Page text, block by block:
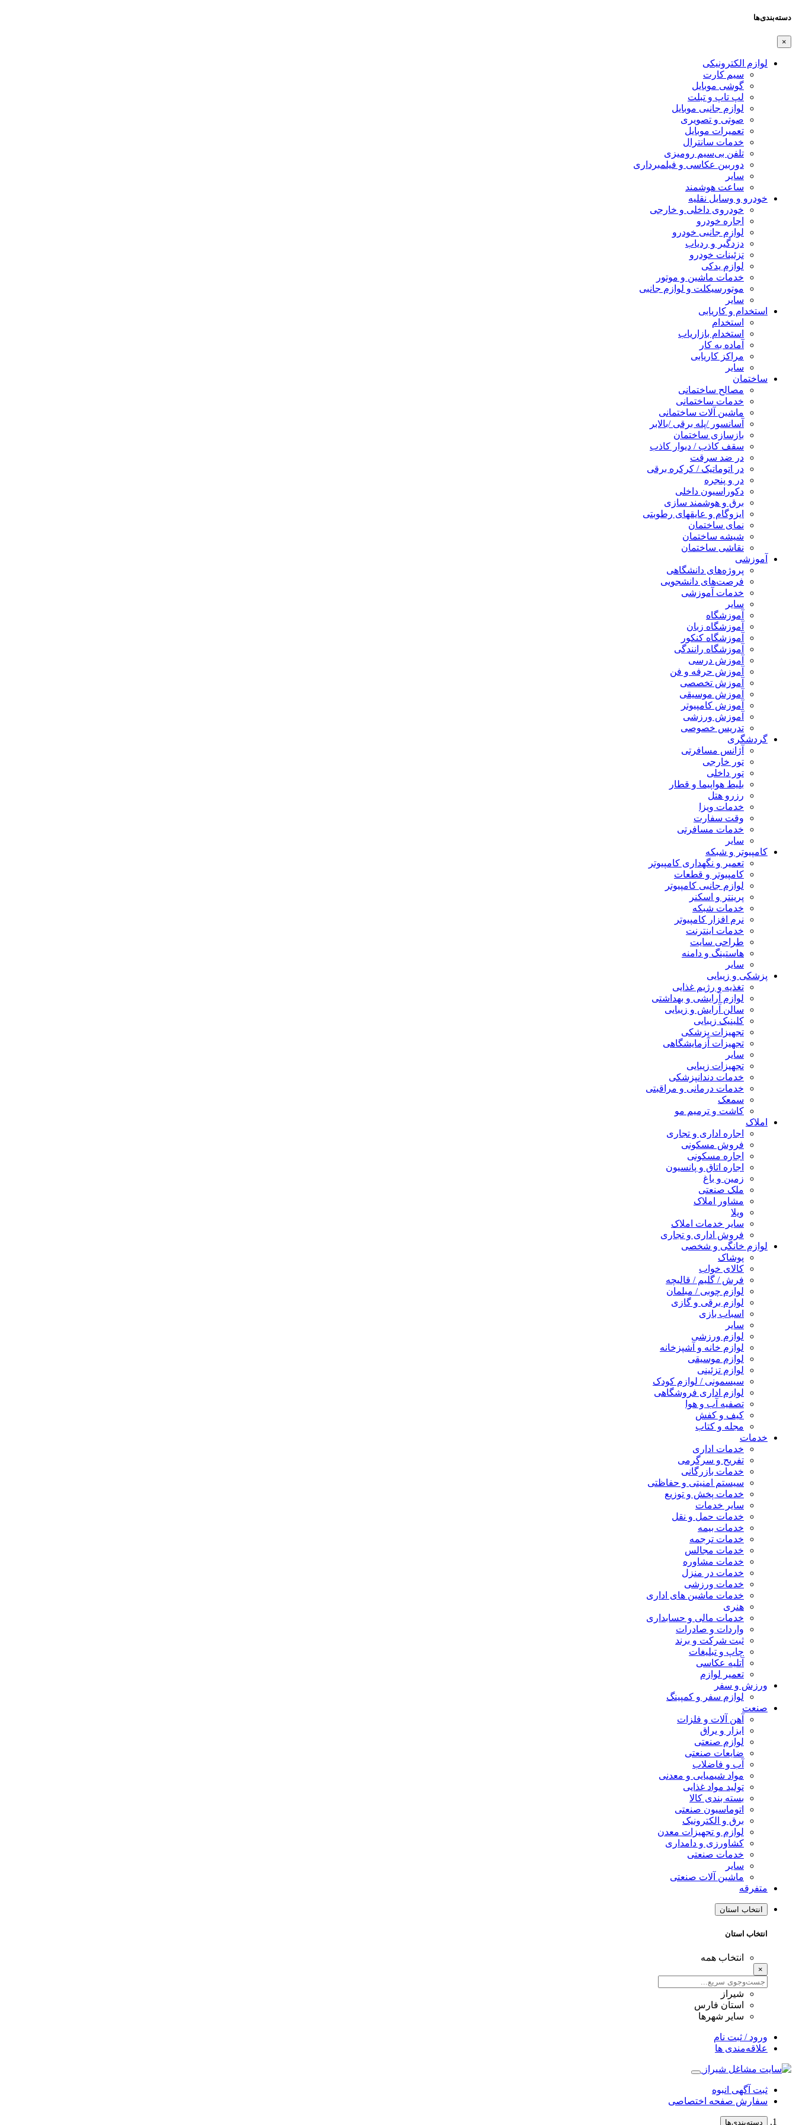
دسته‌بندی‌ها
×
لوازم الکترونیکی
سیم کارت
گوشی موبایل
لپ تاپ و تبلت
لوازم جانبی موبایل
صوتی و تصویری
تعمیرات موبایل
خدمات سانترال
تلفن بی‌سیم رومیزی
دوربین عکاسی و فیلمبرداری
سایر
ساعت هوشمند
خودرو و وسایل نقلیه
خودروی داخلی و خارجی
اجاره خودرو
لوازم جانبی خودرو
دزدگیر و ردیاب
تزئینات خودرو
لوازم یدکی
خدمات ماشین و موتور
موتورسیکلت و لوازم جانبی
سایر
استخدام و کاریابی
استخدام
استخدام بازاریاب
آماده به کار
مراکز کاریابی
سایر
ساختمان
مصالح ساختمانی
خدمات ساختمانی
ماشین آلات ساختمانی
آسانسور /پله برقی /بالابر
بازسازی ساختمان
سقف کاذب / دیوار کاذب
در ضد سرقت
در اتوماتیک / کرکره برقی
در و پنجره
دکوراسیون داخلی
برق و هوشمند سازی
ایزوگام و عایقهای رطوبتی
نمای ساختمان
شیشه ساختمان
نقاشی ساختمان
آموزشی
پروژه‌های دانشگاهی
فرصت‌های دانشجویی
خدمات آموزشی
سایر
آموزشگاه
آموزشگاه زبان
آموزشگاه کنکور
آموزشگاه رانندگی
آموزش درسی
آموزش حرفه و فن
آموزش تخصصی
آموزش موسیقی
آموزش کامپیوتر
آموزش ورزشی
تدریس خصوصی
گردشگری
آژانس مسافرتی
تور خارجی
تور داخلی
بلیط هواپیما و قطار
رزرو هتل
خدمات ویزا
وقت سفارت
خدمات مسافرتی
سایر
کامپیوتر و شبکه
تعمیر و نگهداری کامپیوتر
کامپیوتر و قطعات
لوازم جانبی کامپیوتر
پرینتر و اسکنر
خدمات شبکه
نرم افزار کامپیوتر
خدمات اینترنت
طراحی سایت
هاستینگ و دامنه
سایر
پزشکی و زیبایی
تغذیه و رژیم غذایی
لوازم آرایشی و بهداشتی
سالن آرایش و زیبایی
کلینیک زیبایی
تجهیزات پزشکی
تجهیزات آزمایشگاهی
سایر
تجهیزات زیبایی
خدمات دندانپزشکی
خدمات درمانی و مراقبتی
سمعک
کاشت و ترمیم مو
املاک
اجاره اداری و تجاری
فروش مسکونی
اجاره مسکونی
اجاره اتاق و پانسیون
زمین و باغ
ملک صنعتی
مشاور املاک
ویلا
سایر خدمات املاک
فروش اداری و تجاری
لوازم خانگی و شخصی
پوشاک
کالای خواب
فرش / گلیم / قالیچه
لوازم چوبی / مبلمان
لوازم برقی و گازی
اسباب بازی
سایر
لوازم ورزشی
لوازم خانه و آشپزخانه
لوازم موسیقی
لوازم تزئینی
سیسمونی / لوازم کودک
لوازم اداری فروشگاهی
تصفیه آب و هوا
کیف و کفش
مجله و کتاب
خدمات
خدمات اداری
تفریح و سرگرمی
خدمات بازرگانی
سیستم امنیتی و حفاظتی
خدمات پخش و توزیع
سایر خدمات
خدمات حمل و نقل
خدمات بیمه
خدمات ترجمه
خدمات مجالس
خدمات مشاوره
خدمات در منزل
خدمات ورزشی
خدمات ماشین های اداری
هنری
خدمات مالی و حسابداری
واردات و صادرات
ثبت شرکت و برند
چاپ و تبلیغات
آتلیه عکاسی
تعمیر لوازم
ورزش و سفر
لوازم سفر و کمپینگ
صنعت
آهن آلات و فلزات
ابزار و یراق
لوازم صنعتی
ضایعات صنعتی
آب و فاضلاب
مواد شیمیایی و معدنی
تولید مواد غذایی
بسته بندی کالا
اتوماسیون صنعتی
برق و الکترونیک
لوازم و تجهیزات معدن
کشاورزی و دامداری
خدمات صنعتی
سایر
ماشین آلات صنعتی
متفرقه
انتخاب استان
انتخاب استان
انتخاب همه
×
شیراز
استان فارس
سایر شهرها
ورود / ثبت نام
علاقه‌مندی ها
ثبت آگهی انبوه
سفارش صفحه اختصاصی
دسته‌بندی‌ها